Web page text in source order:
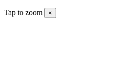
Tap to zoom ×